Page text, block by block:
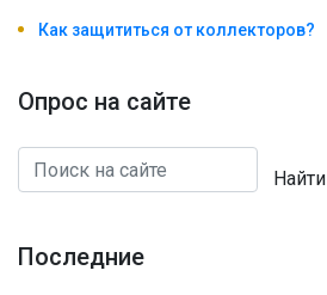
Как защититься от коллекторов?
Опрос на сайте
Найти
Последние